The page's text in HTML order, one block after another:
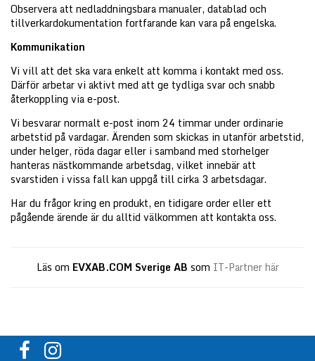
Observera att nedladdningsbara manualer, datablad och
tillverkardokumentation fortfarande kan vara på engelska.
Kommunikation
Vi vill att det ska vara enkelt att komma i kontakt med oss.
Därför arbetar vi aktivt med att ge tydliga svar och snabb
återkoppling via e-post.
Vi besvarar normalt e-post inom 24 timmar under ordinarie
arbetstid på vardagar. Ärenden som skickas in utanför arbetstid,
under helger, röda dagar eller i samband med storhelger
hanteras nästkommande arbetsdag, vilket innebär att
svarstiden i vissa fall kan uppgå till cirka 3 arbetsdagar.
Har du frågor kring en produkt, en tidigare order eller ett
pågående ärende är du alltid välkommen att kontakta oss.
Läs om EVXAB.COM Sverige AB som IT-Partner här